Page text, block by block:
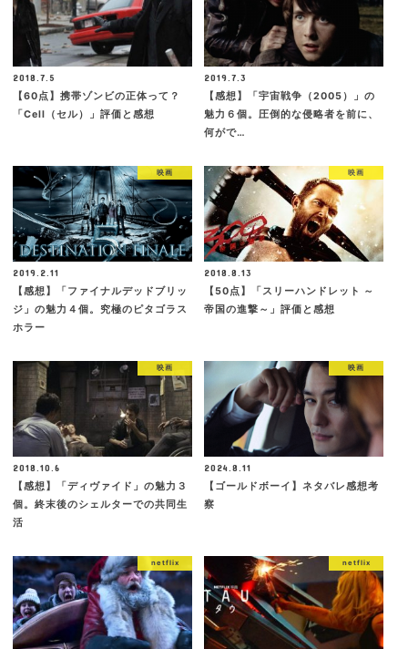
2018.7.5
【60点】携帯ゾンビの正体って？
「Cell（セル）」評価と感想
2019.7.3
【感想】「宇宙戦争（2005）」の
魅力６個。圧倒的な侵略者を前に、
何がで…
映画
2019.2.11
【感想】「ファイナルデッドブリッ
ジ」の魅力４個。究極のピタゴラス
ホラー
映画
2018.8.13
【50点】「スリーハンドレット ～
帝国の進撃～」評価と感想
映画
2018.10.6
【感想】「ディヴァイド」の魅力３
個。終末後のシェルターでの共同生
活
映画
2024.8.11
【ゴールドボーイ】ネタバレ感想考
察
netflix netflix